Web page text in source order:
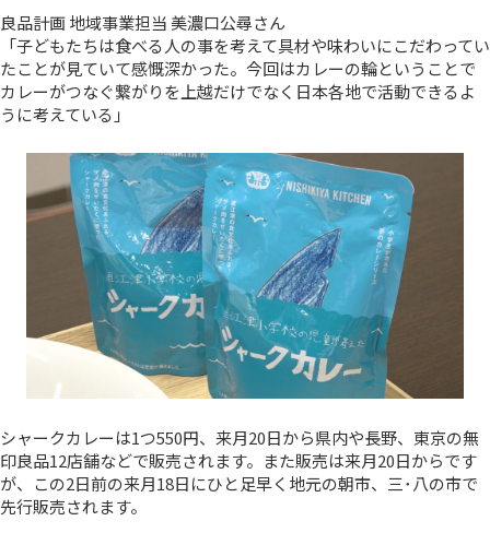
良品計画 地域事業担当 美濃口公尋さん
「子どもたちは食べる人の事を考えて具材や味わいにこだわってい
たことが見ていて感慨深かった。今回はカレーの輪ということで
カレーがつなぐ繋がりを上越だけでなく日本各地で活動できるよ
うに考えている」
シャークカレーは1つ550円、来月20日から県内や長野、東京の無
印良品12店舗などで販売されます。また販売は来月20日からです
が、この2日前の来月18日にひと足早く地元の朝市、三･八の市で
先行販売されます。